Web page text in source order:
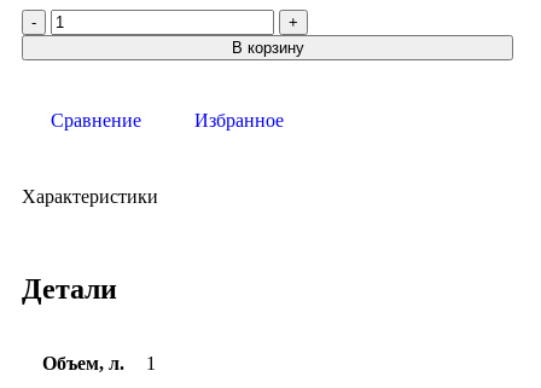
В корзину
Сравнение Избранное
Характеристики
Детали
Объем, л. 1